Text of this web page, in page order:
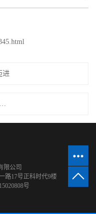
进
限公司
路17号正科时代9楼
号